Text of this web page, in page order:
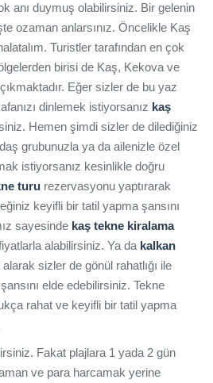
anı duymuş olabilirsiniz. Bir gelenin
ozaman anlarsınız. Öncelikle Kaş
Turistler tarafından en çok
birisi de Kaş, Kekova ve
Eğer sizler de bu yaz
dinlemek istiyorsanız kaş
Hemen şimdi sizler de dilediğiniz
grubunuzla ya da ailenizle özel
istiyorsanız kesinlikle doğru
turu rezervasyonu yaptırarak
keyifli bir tatil yapma şansını
sayesinde kaş tekne kiralama
alabilirsiniz. Ya da kalkan
sizler de gönül rahatlığı ile
elde edebilirsiniz. Tekne
rahat ve keyifli bir tatil yapma
Fakat plajlara 1 yada 2 gün
ve para harcamak yerine